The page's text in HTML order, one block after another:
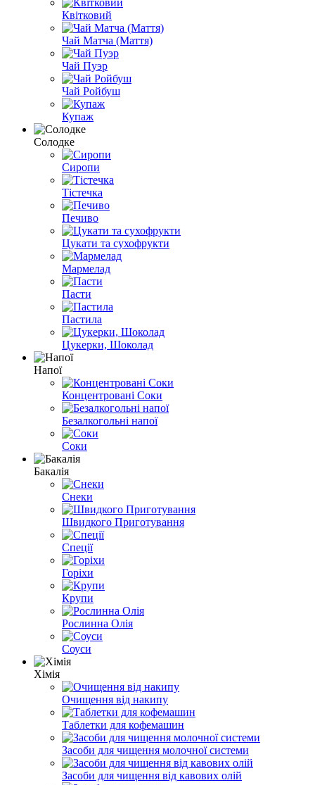
Квітковий
Чай Матча (Маття)
Чай Пуэр
Чай Ройбуш
Купаж
Солодке
Сиропи
Тістечка
Печиво
Цукати та сухофрукти
Мармелад
Пасти
Пастила
Цукерки, Шоколад
Напої
Концентровані Соки
Безалкогольні напої
Соки
Бакалія
Снеки
Швидкого Приготування
Спеції
Горіхи
Крупи
Рослинна Олія
Соуси
Хімія
Очищення від накипу
Таблетки для кофемашин
Засоби для чищення молочної системи
Засоби для чищення від кавових олій